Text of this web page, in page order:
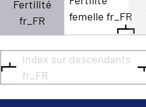
Fertilité
fr_FR
femelle fr_FR
Index sur descendants
fr_FR